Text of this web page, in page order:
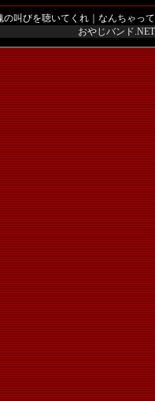
の叫びを聴いてくれ
なんちゃっ
おやじバンド